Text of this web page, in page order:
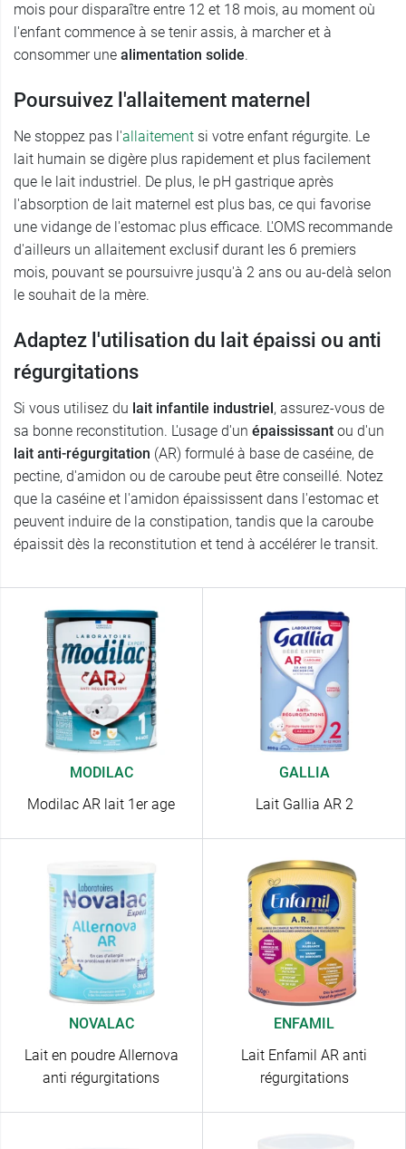
mois pour disparaître entre 12 et 18 mois, au moment où
l'enfant commence à se tenir assis, à marcher et à
consommer une alimentation solide.
Poursuivez l'allaitement maternel
Ne stoppez pas l'allaitement si votre enfant régurgite. Le
lait humain se digère plus rapidement et plus facilement
que le lait industriel. De plus, le pH gastrique après
l'absorption de lait maternel est plus bas, ce qui favorise
une vidange de l'estomac plus efficace. L'OMS recommande
d'ailleurs un allaitement exclusif durant les 6 premiers
mois, pouvant se poursuivre jusqu'à 2 ans ou au-delà selon
le souhait de la mère.
Adaptez l'utilisation du lait épaissi ou anti
régurgitations
Si vous utilisez du lait infantile industriel , assurez-vous de
sa bonne reconstitution. L'usage d'un épaississant ou d'un
lait anti-régurgitation (AR) formulé à base de caséine, de
pectine, d'amidon ou de caroube peut être conseillé. Notez
que la caséine et l'amidon épaississent dans l'estomac et
peuvent induire de la constipation, tandis que la caroube
épaissit dès la reconstitution et tend à accélérer le transit.
MODILAC
Modilac AR lait 1er age
GALLIA
Lait Gallia AR 2
NOVALAC
Lait en poudre Allernova
anti régurgitations
ENFAMIL
Lait Enfamil AR anti
régurgitations